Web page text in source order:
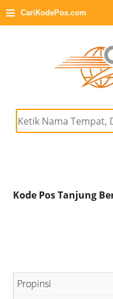
≡ CariKodePos.com
Kode Pos Tanjung